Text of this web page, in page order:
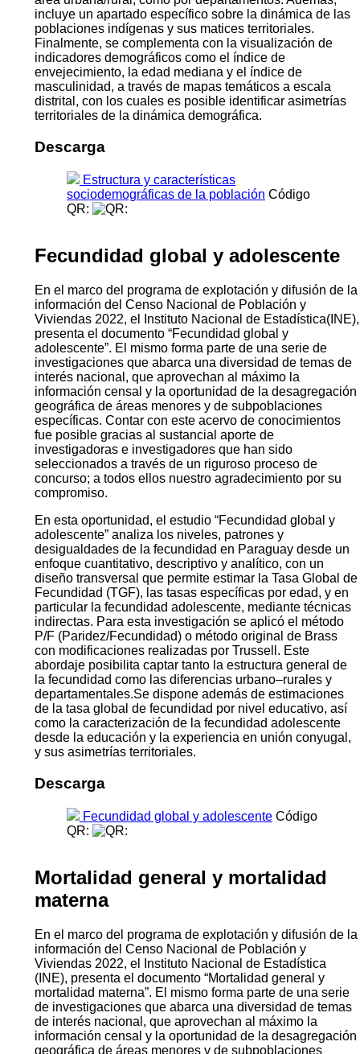
incluye un apartado específico sobre la dinámica de las
poblaciones indígenas y sus matices territoriales.
Finalmente, se complementa con la visualización de
indicadores demográficos como el índice de
envejecimiento, la edad mediana y el índice de
masculinidad, a través de mapas temáticos a escala
distrital, con los cuales es posible identificar asimetrías
territoriales de la dinámica demográfica.
Descarga
Estructura y características
sociodemográficas de la población Código
QR:
Fecundidad global y adolescente
En el marco del programa de explotación y difusión de la
información del Censo Nacional de Población y
Viviendas 2022, el Instituto Nacional de Estadística(INE),
presenta el documento “Fecundidad global y
adolescente”. El mismo forma parte de una serie de
investigaciones que abarca una diversidad de temas de
interés nacional, que aprovechan al máximo la
información censal y la oportunidad de la desagregación
geográfica de áreas menores y de subpoblaciones
específicas. Contar con este acervo de conocimientos
fue posible gracias al sustancial aporte de
investigadoras e investigadores que han sido
seleccionados a través de un riguroso proceso de
concurso; a todos ellos nuestro agradecimiento por su
compromiso.
En esta oportunidad, el estudio “Fecundidad global y
adolescente” analiza los niveles, patrones y
desigualdades de la fecundidad en Paraguay desde un
enfoque cuantitativo, descriptivo y analítico, con un
diseño transversal que permite estimar la Tasa Global de
Fecundidad (TGF), las tasas específicas por edad, y en
particular la fecundidad adolescente, mediante técnicas
indirectas. Para esta investigación se aplicó el método
P/F (Paridez/Fecundidad) o método original de Brass
con modificaciones realizadas por Trussell. Este
abordaje posibilita captar tanto la estructura general de
la fecundidad como las diferencias urbano–rurales y
departamentales.Se dispone además de estimaciones
de la tasa global de fecundidad por nivel educativo, así
como la caracterización de la fecundidad adolescente
desde la educación y la experiencia en unión conyugal,
y sus asimetrías territoriales.
Descarga
Fecundidad global y adolescente Código
QR:
Mortalidad general y mortalidad
materna
En el marco del programa de explotación y difusión de la
información del Censo Nacional de Población y
Viviendas 2022, el Instituto Nacional de Estadística
(INE), presenta el documento “Mortalidad general y
mortalidad materna”. El mismo forma parte de una serie
de investigaciones que abarca una diversidad de temas
de interés nacional, que aprovechan al máximo la
información censal y la oportunidad de la desagregación
geográfica de áreas menores y de subpoblaciones